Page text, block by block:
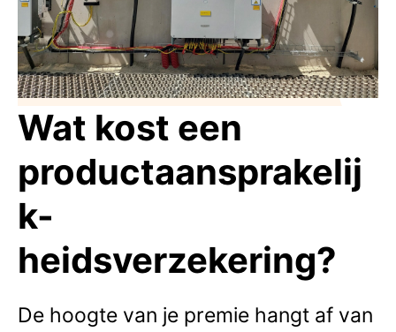
Wat kost een
productaansprakelij
k-
heidsverzekering?
De hoogte van je premie hangt af van